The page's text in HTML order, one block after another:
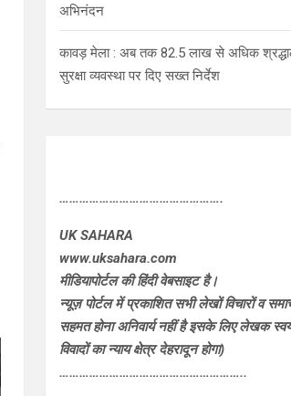
अभिनंदन
कावड़ मेला : अब तक 82.5 लाख से अधिक
सुरक्षा व्यवस्था पर दिए सख्त निर्देश
………………………………………….
UK SAHARA
www.uksahara.com
मीडियापोर्टल की हिंदी वेबसाइट है।
न्यूज़ पोर्टल में प्रकाशित सभी लेखों विचारों व
सहमत होना अनिवार्य नहीं है इसके लिए लेखक स्वयं
विवादों का न्याय क्षेत्र देहरादून होगा)
………………………………………………..